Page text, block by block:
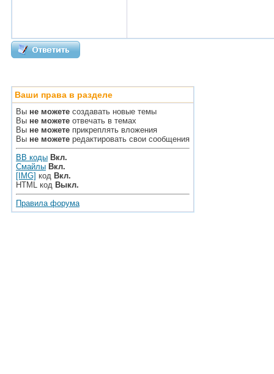
Ваши права в разделе
Вы не можете создавать новые темы
Вы не можете отвечать в темах
Вы не можете прикреплять вложения
Вы не можете редактировать свои сообщения
BB коды Вкл.
Смайлы Вкл.
[IMG] код Вкл.
HTML код Выкл.
Правила форума